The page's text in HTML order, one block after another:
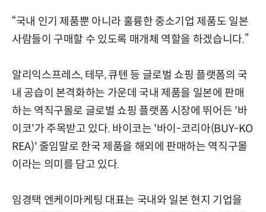
“국내 인기 제품뿐 아니라 훌륭한 중소기업 제품도 일본
사람들이 구매할 수 있도록 매개체 역할을 하겠습니다.”
알리익스프레스, 테무, 큐텐 등 글로벌 쇼핑 플랫폼의 국
내 공습이 본격화하는 가운데 국내 제품을 일본에 판매
하는 역직구몰로 글로벌 쇼핑 플랫폼 시장에 뛰어든 '바
이코'가 주목받고 있다. 바이코는 '바이-코리아(BUY-KO
REA)' 줄임말로 한국 제품을 해외에 판매하는 역직구몰
이라는 의미를 담고 있다.
임경택 엔케이마케팅 대표는 국내와 일본 현지 기업을